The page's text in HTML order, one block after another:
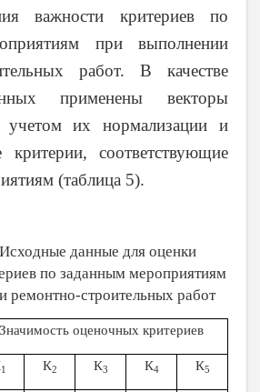
важности критериев по
при выполнении
работ. В качестве
применены векторы
учетом их нормализации и
критерии, соответствующие
(таблица 5).
данные для оценки
по заданным мероприятиям
ремонтно-строительных работ
Значимость оценочных критериев
1 К2 К3 К4 К5